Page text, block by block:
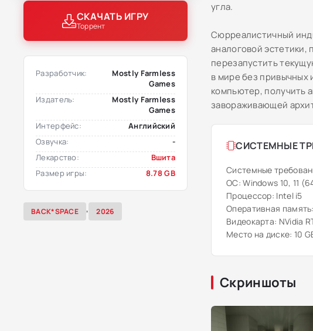
СКАЧАТЬ ИГРУ
Торрент
Разработчик:
Mostly Farmless
Games
Издатель:
Mostly Farmless
Games
Интерфейс:
Английский
Озвучка:
-
Лекарство:
Вшита
Размер игры:
8.78 GB
BACK*SPACE , 2026
угла.
Сюрреалистичный
аналоговой эстетики,
перезапустить
в мире без привычных
компьютер, получить
завораживающей
СИСТЕМНЫЕ
Системные
ОС: Windows 10, 11
Процессор: Intel i5
Оперативная
Видеокарта: NVidia
Место на диске: 10
Скриншоты